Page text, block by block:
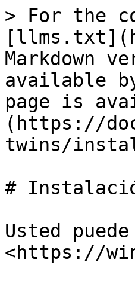
> For the
Markdown
available
page is
(https://
twins/
#
Usted
<https://